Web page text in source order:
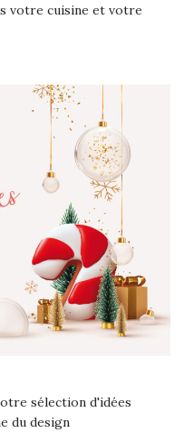
votre cuisine et votre
sélection d'idées
du design